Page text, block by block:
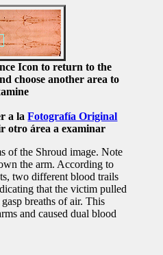
Icon to return to the
choose another area to
a laFotografía Original
otro área a examinar
of the Shroud image. Note
the arm. According to
two different blood trails
that the victim pulled
breaths of air. This
and caused dual blood